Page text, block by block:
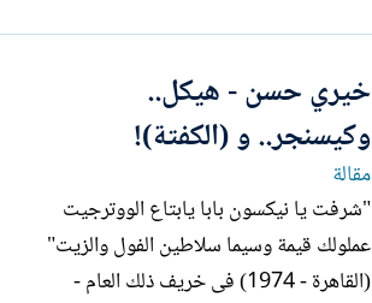
علىّ الكاتب الصحفي الراحل حمدي بسيط
رئيس قسم الفن حينذاك - ذهبتُ إلى الفنان
القدير حسين الشربيني( 1935 -...
خيري حسن - هيكل..
وكيسنجر.. و (الكفتة)!
مقالة
"شرفت يا نيكسون بابا يابتاع الووترجيت
عملولك قيمة وسيما سلاطين الفول والزيت"
(القاهرة - 1974) فى خريف ذلك العام -